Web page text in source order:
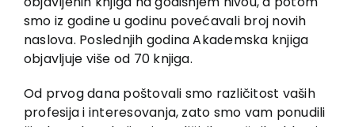
smo iz godine u godinu povećavali broj novih
naslova. Poslednjih godina Akademska knjiga
objavljuje više od 70 knjiga.
Od prvog dana poštovali smo različitost vaših
profesija i interesovanja, zato smo vam ponudili